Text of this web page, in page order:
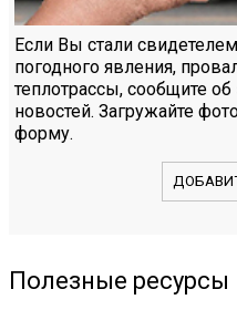
Если Вы стали
погодного явления,
теплотрассы, сообщите
новостей. Загружайте
форму.
Полезные ресурсы